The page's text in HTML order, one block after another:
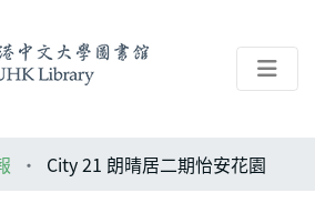
City 21 朗晴居二期怡安花園